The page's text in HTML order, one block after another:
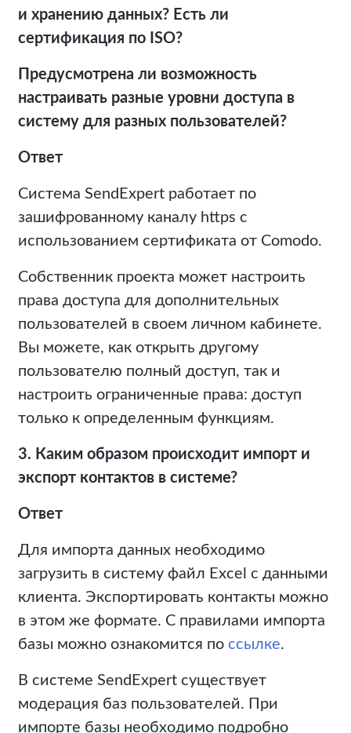
и хранению данных? Есть ли
сертификация по ISO?
Предусмотрена ли возможность
настраивать разные уровни доступа в
систему для разных пользователей?
Ответ
Система SendExpert работает по
зашифрованному каналу https с
использованием сертификата от Comodo.
Собственник проекта может настроить
права доступа для дополнительных
пользователей в своем личном кабинете.
Вы можете, как открыть другому
пользователю полный доступ, так и
настроить ограниченные права: доступ
только к определенным функциям.
3. Каким образом происходит импорт и
экспорт контактов в системе?
Ответ
Для импорта данных необходимо
загрузить в систему файл Excel с данными
клиента. Экспортировать контакты можно
в этом же формате. С правилами импорта
базы можно ознакомится по ссылке.
В системе SendExpert существует
модерация баз пользователей. При
импорте базы необходимо подробно